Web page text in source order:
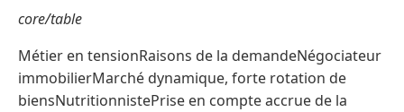
core/table
Métier en tensionRaisons de la demandeNégociateur
immobilierMarché dynamique, forte rotation de
biensNutritionnistePrise en compte accrue de la